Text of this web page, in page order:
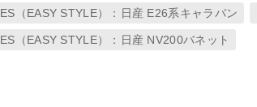
ES（EASY STYLE）：日産 E26系キャラバン
ES（EASY STYLE）：日産 NV200バネット